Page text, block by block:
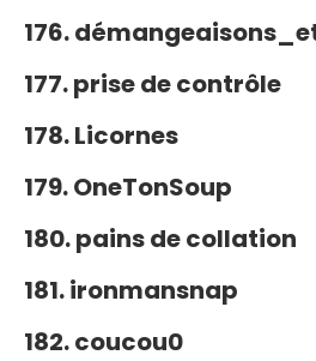
176.
177. prise de contrôle
178. Licornes
179. OneTonSoup
180. pains de collation
181. ironmansnap
182. coucou0